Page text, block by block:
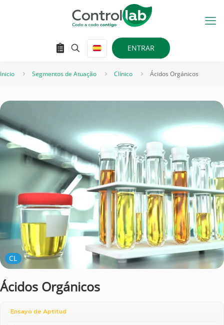
ENTRAR
Inicio Segmentos de Atuação Clínico Ácidos Orgánicos
CL
Ácidos Orgánicos
Ensayo de Aptitud